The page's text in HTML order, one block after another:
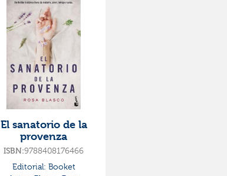
El sanatorio de la
provenza
ISBN:9788408176466
Editorial: Booket